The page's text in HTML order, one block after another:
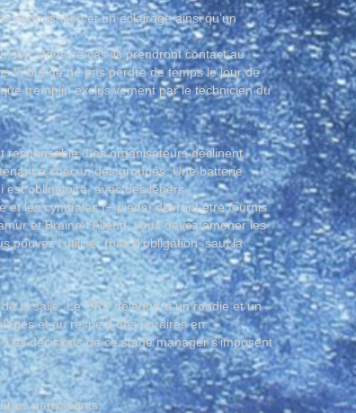
sonorisation et un éclairage ainsi qu’un
son, dans ce cas ils prendront contact au
le but de ne pas perdre de temps le jour de
tremplin exclusivement par le technicien du
Les organisateurs déclinent
à chacun des groupes. Une batterie
est obligatoire, avec des légers
et les cymbales (+ pieds) devront être fournis
et Braine-l’Alleud, vous devez amener les
pouvez l’utiliser (pas d’obligation, sauf la
la salle. Le DRF délèguera un roadie et un
et au respect des horaires en
décisions de ce stage manager s’imposent
participants.